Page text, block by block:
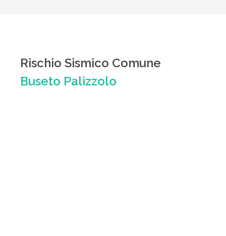
Rischio Sismico Comune
Buseto Palizzolo